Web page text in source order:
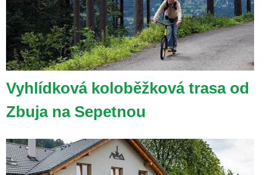
Vyhlídková koloběžková trasa od
Zbuja na Sepetnou